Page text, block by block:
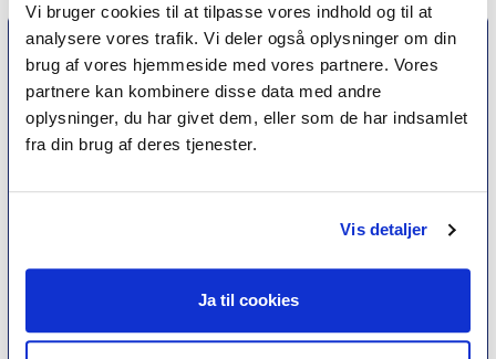
Vi bruger cookies til at tilpasse vores indhold og til at
analysere vores trafik. Vi deler også oplysninger om din
brug af vores hjemmeside med vores partnere. Vores
partnere kan kombinere disse data med andre
oplysninger, du har givet dem, eller som de har indsamlet
fra din brug af deres tjenester.
Vis detaljer
Ja til cookies
Et medlemskab af Dansk Psykoterapeutforening
er et kvalitetsstempel. Alle vores medlemmer skal
erfaring for at få lov til at kalde sigpsykoterapeut